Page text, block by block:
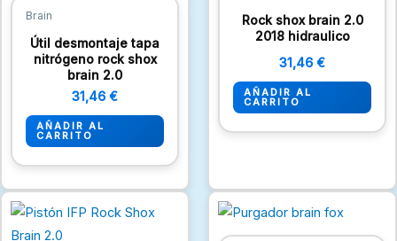
Brain
Útil desmontaje tapa
nitrógeno rock shox
brain 2.0
31,46 €
AÑADIR AL
CARRITO
Rock shox brain 2.0
2018 hidraulico
31,46 €
AÑADIR AL
CARRITO